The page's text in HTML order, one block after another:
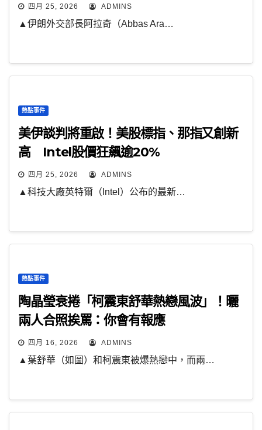
四月 25, 2026 ADMINS
▲伊朗外交部長阿拉奇（Abbas Ara…
熱點事件
美伊談判將重啟！美股標指、那指又創新
高 Intel股價狂飆逾20%
四月 25, 2026 ADMINS
▲科技大廠英特爾（Intel）公布的最新…
熱點事件
陶晶瑩衰捲「柯震東舒華熱戀風波」！曬
兩人合照挨罵：你會有報應
四月 16, 2026 ADMINS
▲葉舒華（如圖）和柯震東被爆熱戀中，而兩…